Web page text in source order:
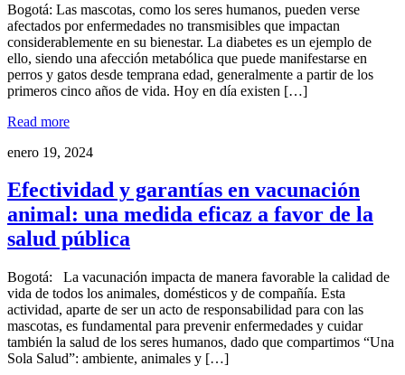
Bogotá: Las mascotas, como los seres humanos, pueden verse
afectados por enfermedades no transmisibles que impactan
considerablemente en su bienestar. La diabetes es un ejemplo de
ello, siendo una afección metabólica que puede manifestarse en
perros y gatos desde temprana edad, generalmente a partir de los
primeros cinco años de vida. Hoy en día existen […]
Read more
enero 19, 2024
Efectividad y garantías en vacunación
animal: una medida eficaz a favor de la
salud pública
Bogotá: La vacunación impacta de manera favorable la calidad de
vida de todos los animales, domésticos y de compañía. Esta
actividad, aparte de ser un acto de responsabilidad para con las
mascotas, es fundamental para prevenir enfermedades y cuidar
también la salud de los seres humanos, dado que compartimos “Una
Sola Salud”: ambiente, animales y […]